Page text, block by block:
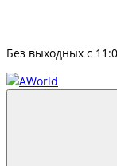
Без выходных с